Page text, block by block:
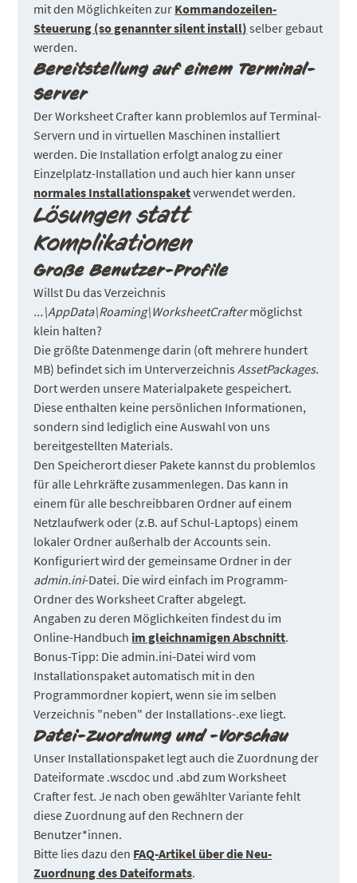
mit den Möglichkeiten zur Kommandozeilen-
Steuerung (so genannter silent install) selber gebaut
werden.
Bereitstellung auf einem Terminal-
Server
Der Worksheet Crafter kann problemlos auf Terminal-
Servern und in virtuellen Maschinen installiert
werden. Die Installation erfolgt analog zu einer
Einzelplatz-Installation und auch hier kann unser
normales Installationspaketverwendet werden.
Lösungen statt
Komplikationen
Große Benutzer-Profile
Willst Du das Verzeichnis
...\AppData\Roaming\WorksheetCraftermöglichst
klein halten?
Die größte Datenmenge darin (oft mehrere hundert
MB) befindet sich im UnterverzeichnisAssetPackages.
Dort werden unsere Materialpakete gespeichert.
Diese enthalten keine persönlichen Informationen,
sondern sind lediglich eine Auswahl von uns
bereitgestellten Materials.
Den Speicherort dieser Pakete kannst du problemlos
für alle Lehrkräfte zusammenlegen. Das kann in
einem für alle beschreibbaren Ordner auf einem
Netzlaufwerk oder (z.B. auf Schul-Laptops) einem
lokaler Ordner außerhalb der Accounts sein.
Konfiguriert wird der gemeinsame Ordner in der
admin.ini-Datei. Die wird einfach im Programm-
Ordner des Worksheet Crafter abgelegt.
Angaben zu deren Möglichkeiten findest du im
Online-Handbuch im gleichnamigen Abschnitt.
Bonus-Tipp: Die admin.ini-Datei wird vom
Installationspaket automatisch mit in den
Programmordner kopiert, wenn sie im selben
Verzeichnis "neben" der Installations-.exe liegt.
Datei-Zuordnung und -Vorschau
Unser Installationspaket legt auch die Zuordnung der
Dateiformate .wscdoc und .abd zum Worksheet
Crafter fest. Je nach oben gewählter Variante fehlt
diese Zuordnung auf den Rechnern der
Benutzer*innen.
Bitte lies dazu den FAQ-Artikel über die Neu-
Zuordnung des Dateiformats.